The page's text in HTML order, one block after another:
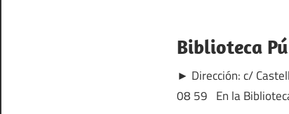
Biblioteca
► Dirección: c/
08 59 En la